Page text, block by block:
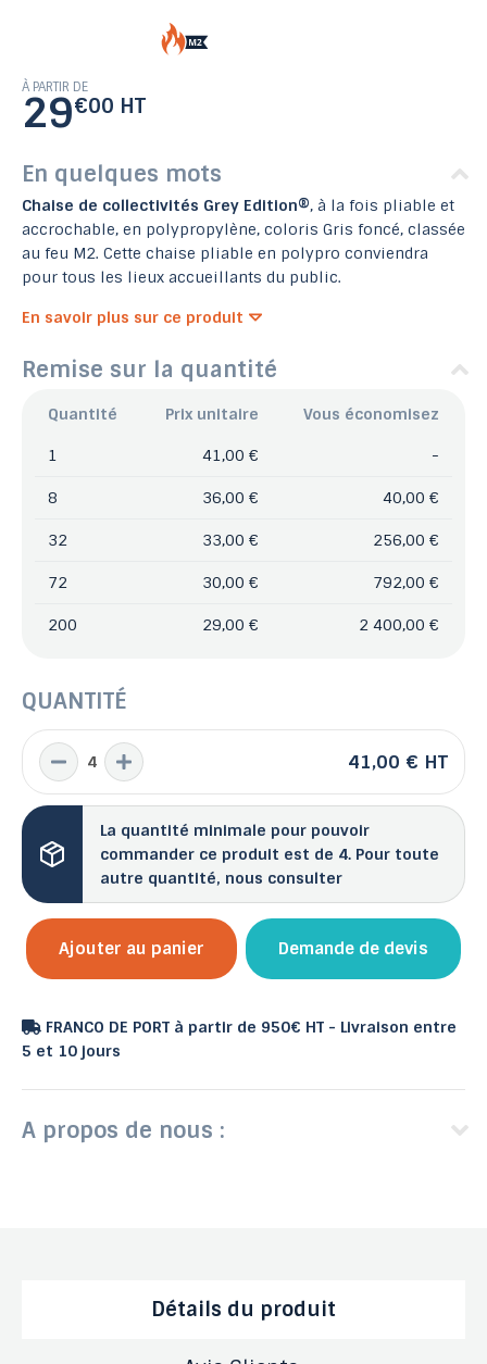
À PARTIR DE
29€00 HT
En quelques mots
Chaise de collectivités Grey Edition®, à la fois pliable et
accrochable, en polypropylène, coloris Gris foncé, classée
au feu M2. Cette chaise pliable en polypro conviendra
pour tous les lieux accueillants du public.
En savoir plus sur ce produit
Remise sur la quantité
Quantité Prix unitaire Vous économisez
1 41,00 € -
8 36,00 € 40,00 €
32 33,00 € 256,00 €
72 30,00 € 792,00 €
200 29,00 € 2 400,00 €
QUANTITÉ
41,00 € HT
La quantité minimale pour pouvoir
commander ce produit est de 4. Pour toute
autre quantité, nous consulter
Ajouter au panier Demande de devis
FRANCO DE PORT à partir de 950€ HT - Livraison entre
5 et 10 jours
A propos de nous :
Détails du produit